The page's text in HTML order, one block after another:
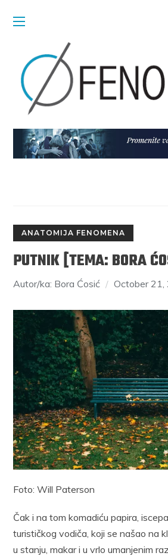
ANATOMIJA FENOMENA
PUTNIK [TEMA: BORA
Autor/ka: Bora Ćosić October 21,
Foto: Will Paterson
Čak i na tom komadiću papira,
turističkog vodiča, koji se našao na
u stanju, makar i u vrlo umanjenim